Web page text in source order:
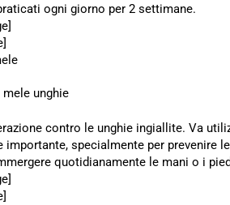
ogni giorno per 2 settimane.
contro le unghie ingiallite. Va
importante, specialmente per prevenire
quotidianamente le mani o i